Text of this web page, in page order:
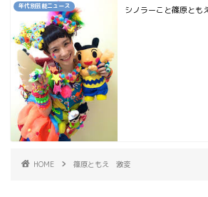
年代別芸能ニュース シノラーこと篠原とも
HOME 篠原ともえ 激変